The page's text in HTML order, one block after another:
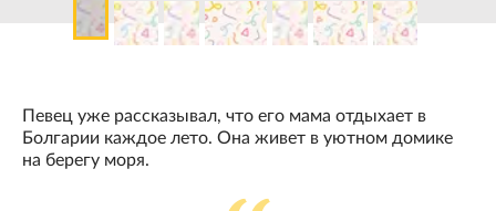
Певец уже рассказывал, что его мама отдыхает в
Болгарии каждое лето. Она живет в уютном домике
на берегу моря.